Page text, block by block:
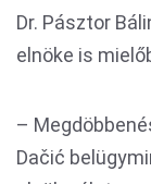
Dr. Pásztor
elnöke is
–
Dačić